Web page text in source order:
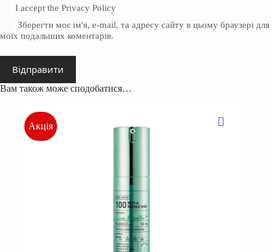
I accept thePrivacy Policy
Зберегти моє ім'я, e-mail, та адресу сайту в цьому браузері для
моїх подальших коментарів.
Відправити
Вам також може сподобатися…
Акція